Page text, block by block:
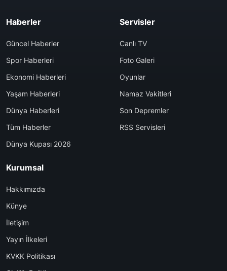
Haberler
Güncel Haberler
Spor Haberleri
Ekonomi Haberleri
Yaşam Haberleri
Dünya Haberleri
Tüm Haberler
Dünya Kupası 2026
Servisler
Canlı TV
Foto Galeri
Oyunlar
Namaz Vakitleri
Son Depremler
RSS Servisleri
Kurumsal
Hakkımızda
Künye
İletişim
Yayın İlkeleri
KVKK Politikası